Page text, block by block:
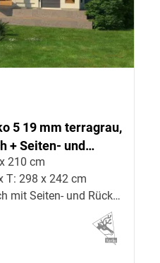
5 19 mm terragrau,
+ Seiten- und
210 cm
T: 298 x 242 cm
Seiten- und Rückwand